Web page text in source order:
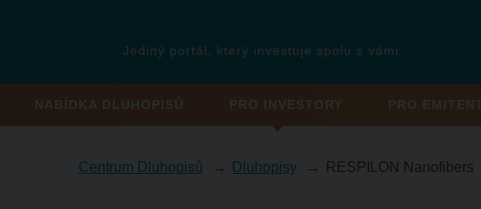
Jediný portál, který investuje spolu s vámi
NABÍDKA DLUHOPISŮ PRO INVESTORY PRO
Centrum Dluhopisů Dluhopisy RESPILON Nanofibers